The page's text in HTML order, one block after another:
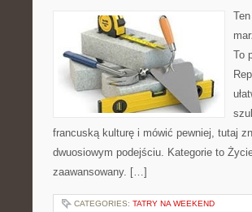
To
francuską kulturę i mówić pewniej, tutaj
dwuosiowym podejściu. Kategorie to
zaawansowany. […]
CATEGORIES: TATRY NA WEEKEND